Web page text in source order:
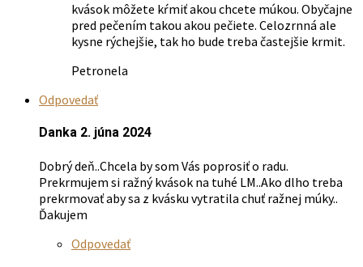
kvások môžete kŕmiť akou chcete múkou. Obyčajne
pred pečením takou akou pečiete. Celozrnná ale
kysne rýchejšie, tak ho bude treba častejšie krmit.
Petronela
Odpovedať
Danka 2. júna 2024
Dobrý deň..Chcela by som Vás poprosiť o radu.
Prekrmujem si ražný kvások na tuhé LM..Ako dlho treba
prekrmovať aby sa z kvásku vytratila chuť ražnej múky..
Ďakujem
Odpovedať